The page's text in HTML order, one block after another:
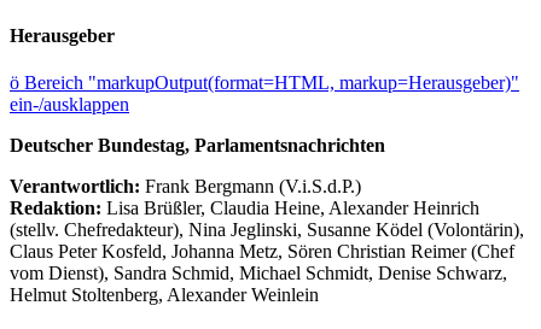
Herausgeber
ö Bereich "markupOutput(format=HTML, markup=Herausgeber)"
ein-/ausklappen
Deutscher Bundestag, Parlamentsnachrichten
Verantwortlich: Frank Bergmann (V.i.S.d.P.)
Redaktion: Lisa Brüßler, Claudia Heine, Alexander Heinrich
(stellv. Chefredakteur), Nina Jeglinski, Susanne Ködel (Volontärin),
Claus Peter Kosfeld, Johanna Metz, Sören Christian Reimer (Chef
vom Dienst), Sandra Schmid, Michael Schmidt, Denise Schwarz,
Helmut Stoltenberg, Alexander Weinlein